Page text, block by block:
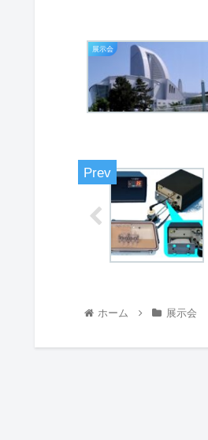
展示会
ホーム 展示会